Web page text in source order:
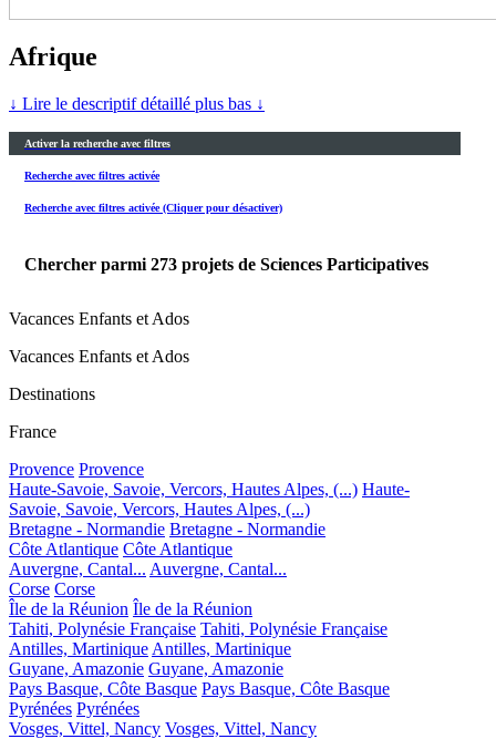
Afrique
↓ Lire le descriptif détaillé plus bas ↓
Activer la recherche avec filtres
Recherche avec filtres activée
Recherche avec filtres activée (Cliquer pour désactiver)
Chercher parmi 273 projets de Sciences Participatives
Vacances Enfants et Ados
Vacances Enfants et Ados
Destinations
France
Provence Provence
Haute-Savoie, Savoie, Vercors, Hautes Alpes, (...) Haute-
Savoie, Savoie, Vercors, Hautes Alpes, (...)
Bretagne - Normandie Bretagne - Normandie
Côte Atlantique Côte Atlantique
Auvergne, Cantal... Auvergne, Cantal...
Corse Corse
Île de la Réunion Île de la Réunion
Tahiti, Polynésie Française Tahiti, Polynésie Française
Antilles, Martinique Antilles, Martinique
Guyane, Amazonie Guyane, Amazonie
Pays Basque, Côte Basque Pays Basque, Côte Basque
Pyrénées Pyrénées
Vosges, Vittel, Nancy Vosges, Vittel, Nancy